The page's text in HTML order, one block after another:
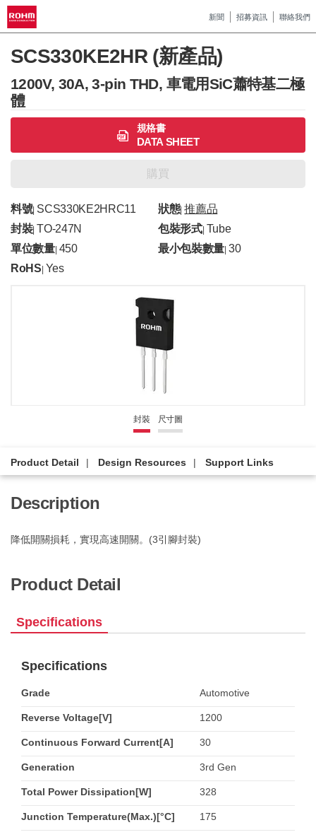
新聞 招募資訊 聯絡我們
SCS330KE2HR (新產品)
1200V, 30A, 3-pin THD, 車電用SiC蕭特基二極
體
規格書
DATA SHEET
購買
料號| SCS330KE2HRC11 狀態|推薦品
封裝| TO-247N 包裝形式| Tube
單位數量| 450 最小包裝數量 |30
RoHS Yes
封裝 尺寸圖
Product Detail Design Resources Support Links
Description
降低開關損耗，實現高速開關。(3引腳封裝)
Product Detail
Specifications
Specifications
Grade Automotive
Reverse Voltage[V] 1200
Continuous Forward Current[A] 30
Generation 3rd Gen
Total Power Dissipation[W] 328
Junction Temperature(Max.)[°C] 175